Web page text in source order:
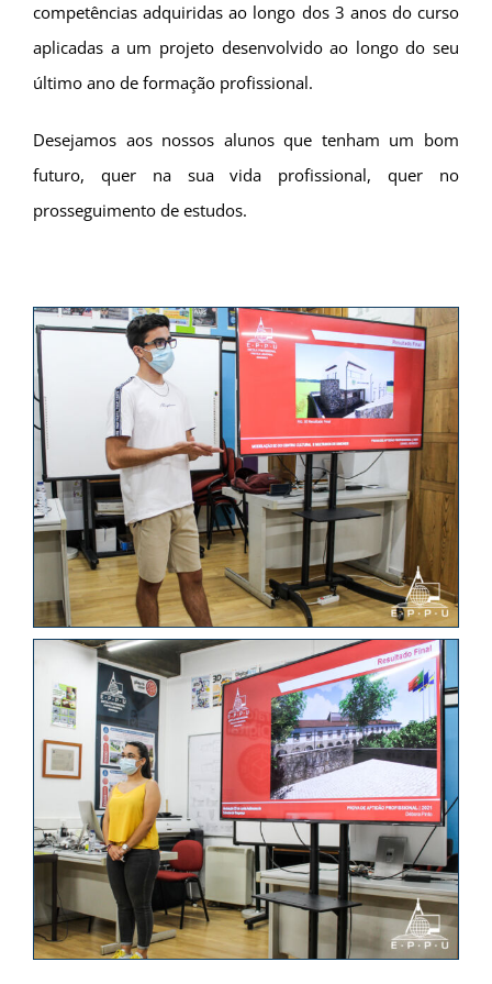
competências adquiridas ao longo dos 3 anos do curso
aplicadas a um projeto desenvolvido ao longo do seu
último ano de formação profissional.
Desejamos aos nossos alunos que tenham um bom
futuro, quer na sua vida profissional, quer no
prosseguimento de estudos.